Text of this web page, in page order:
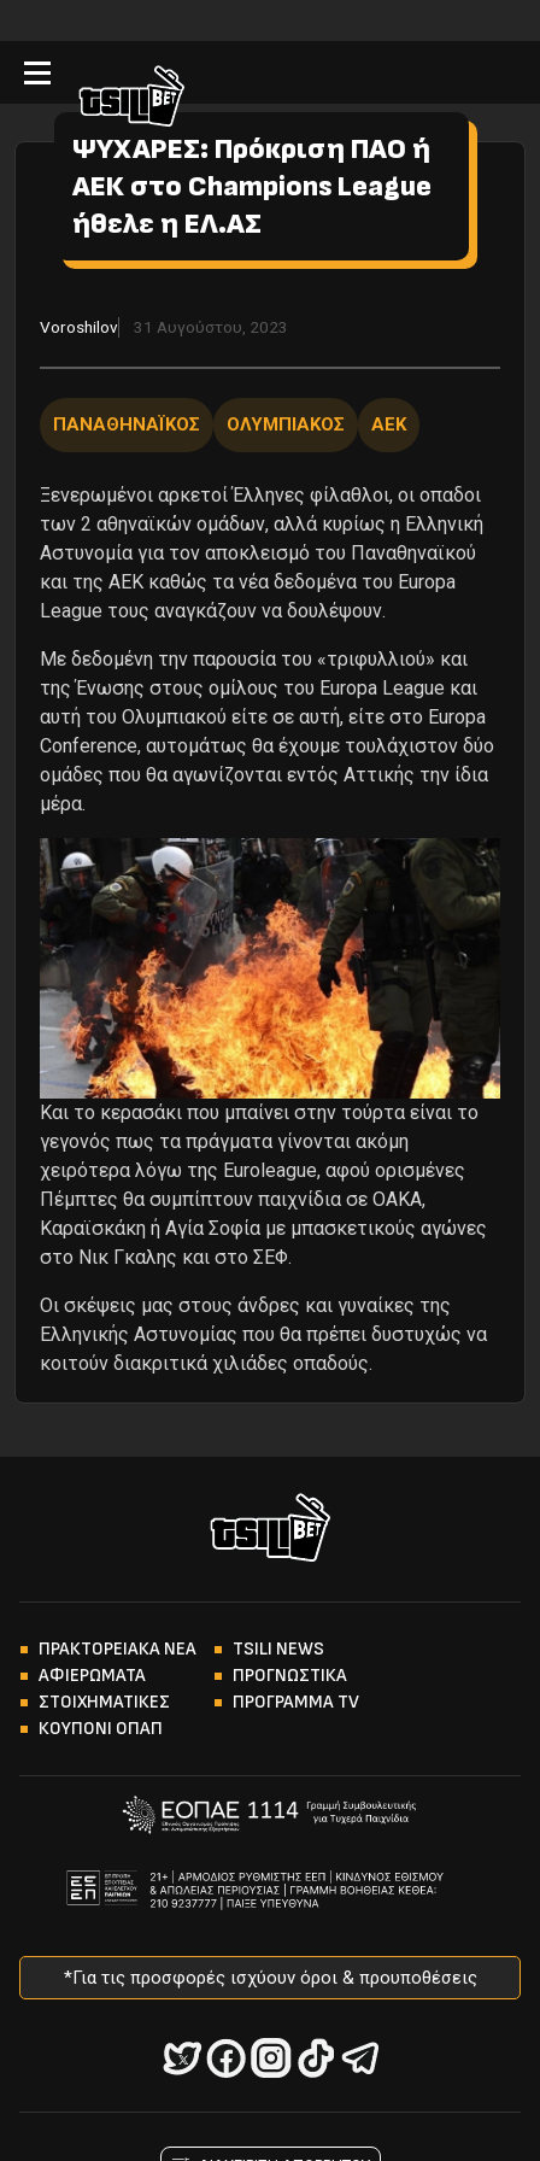
ΨΥΧΑΡΕΣ: Πρόκριση ΠΑΟ ή
ΑΕΚ στο Champions League
ήθελε η ΕΛ.ΑΣ
Voroshilov 31 Αυγούστου, 2023
ΠΑΝΑΘΗΝΑΪΚΟΣ ΟΛΥΜΠΙΑΚΟΣ ΑΕΚ
Ξενερωμένοι αρκετοί Έλληνες φίλαθλοι, οι οπαδοι
των 2 αθηναϊκών ομάδων, αλλά κυρίως η Ελληνική
Αστυνομία για τον αποκλεισμό του Παναθηναϊκού
και της ΑΕΚ καθώς τα νέα δεδομένα του Europa
League τους αναγκάζουν να δουλέψουν.
Με δεδομένη την παρουσία του «τριφυλλιού» και
της Ένωσης στους ομίλους του Europa League και
αυτή του Ολυμπιακού είτε σε αυτή, είτε στο Europa
Conference, αυτομάτως θα έχουμε τουλάχιστον δύο
ομάδες που θα αγωνίζονται εντός Αττικής την ίδια
μέρα.
Και το κερασάκι που μπαίνει στην τούρτα είναι το
γεγονός πως τα πράγματα γίνονται ακόμη
χειρότερα λόγω της Euroleague, αφού ορισμένες
Πέμπτες θα συμπίπτουν παιχνίδια σε ΟΑΚΑ,
Καραϊσκάκη ή Αγία Σοφία με μπασκετικούς αγώνες
στο Νικ Γκαλης και στο ΣΕΦ.
Οι σκέψεις μας στους άνδρες και γυναίκες της
Ελληνικής Αστυνομίας που θα πρέπει δυστυχώς να
κοιτούν διακριτικά χιλιάδες οπαδούς.
ΠΡΑΚΤΟΡΕΙΑΚΑ ΝΕΑ
TSILI NEWS
ΑΦΙΕΡΩΜΑΤΑ
ΠΡΟΓΝΩΣΤΙΚΑ
ΣΤΟΙΧΗΜΑΤΙΚΕΣ
ΠΡΟΓΡΑΜΜΑ TV
ΚΟΥΠΟΝΙ ΟΠΑΠ
*Για τις προσφορές ισχύουν όροι & προυποθέσεις